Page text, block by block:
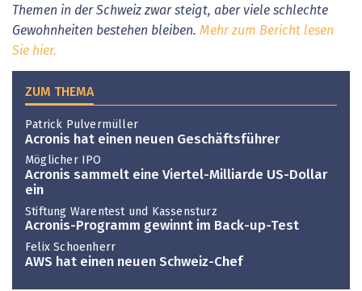
Themen in der Schweiz zwar steigt, aber viele schlechte
Gewohnheiten bestehen bleiben. Mehr zum Bericht lesen
Sie hier.
ZUM THEMA
Patrick Pulvermüller
Acronis hat einen neuen Geschäftsführer
Möglicher IPO
Acronis sammelt eine Viertel-Milliarde US-Dollar
ein
Stiftung Warentest und Kassensturz
Acronis-Programm gewinnt im Back-up-Test
Felix Schoenherr
AWS hat einen neuen Schweiz-Chef